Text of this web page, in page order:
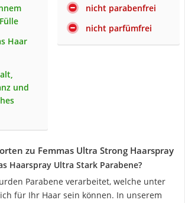
Haar
und
nicht parabenfrei
nicht parfümfrei
zu Femmas Ultra Strong Haarspray
Haarspray Ultra Stark Parabene?
Parabene verarbeitet, welche unter
für Ihr Haar sein können. In unserem